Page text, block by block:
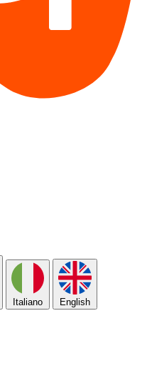
Italiano English